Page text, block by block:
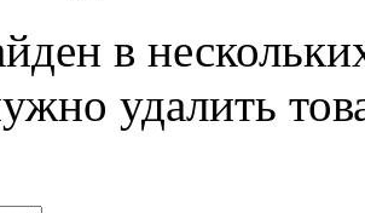
в
удалить